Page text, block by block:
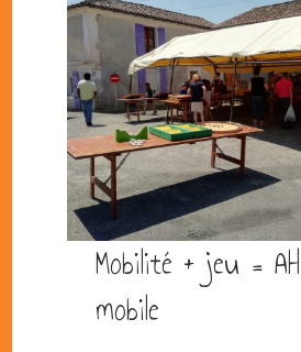
Mobilité + jeu =
mobile